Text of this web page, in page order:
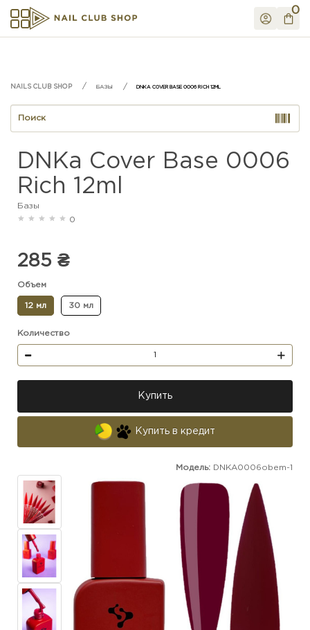
0
БАЗЫ DNKA COVER BASE 0006 RICH 12ML
DNKa Cover Base 0006
Rich 12ml
Базы
0
Модель: DNKA0006obem-1
285 ₴
Объем
12 мл 30 мл
Количество
Купить
Купить в кредит